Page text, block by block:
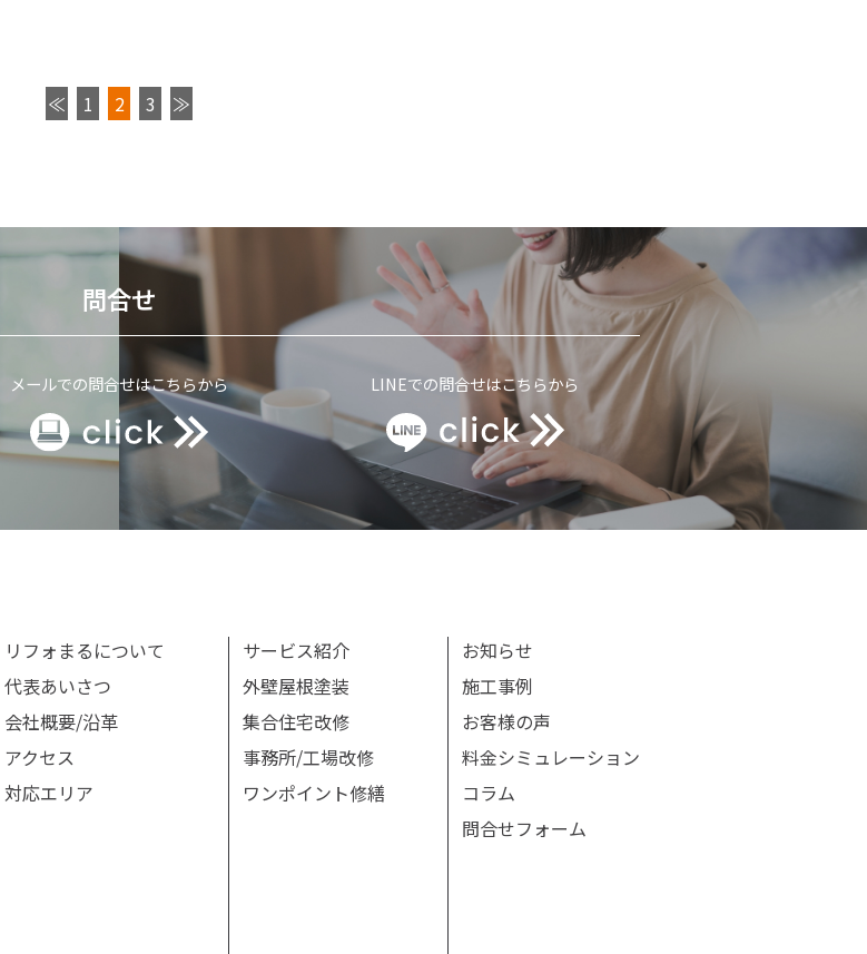
≪ 1 2 3 ≫
問合せ
メールでの問合せはこちらから LINEでの問合せはこちらから
リフォまるについて
代表あいさつ
会社概要/沿革
アクセス
対応エリア
サービス紹介
外壁屋根塗装
集合住宅改修
事務所/工場改修
ワンポイント修繕
お知らせ
施工事例
お客様の声
料金シミュレーション
コラム
問合せフォーム